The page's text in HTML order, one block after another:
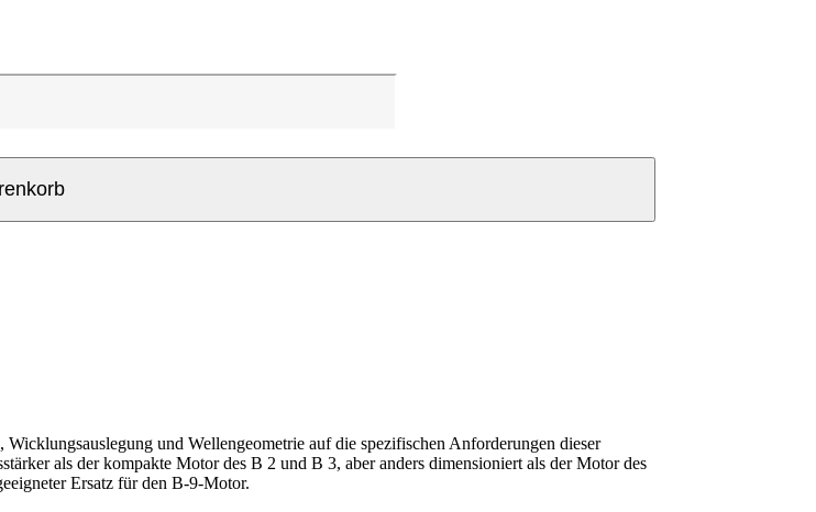
und Wellengeometrie auf die spezifischen Anforderungen dieser
als der kompakte Motor des B 2 und B 3, aber anders dimensioniert als der Motor des
Ersatz für den B-9-Motor.